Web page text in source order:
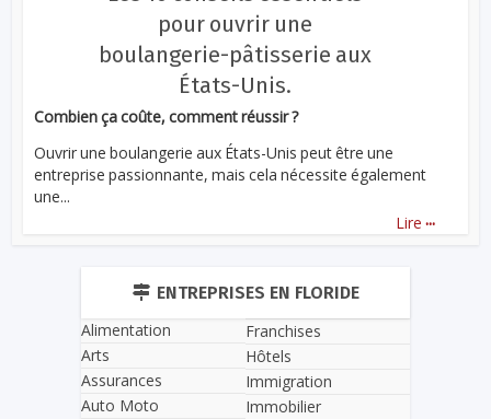
pour ouvrir une
boulangerie-pâtisserie aux
États-Unis.
Combien ça coûte, comment réussir ?
Ouvrir une boulangerie aux États-Unis peut être une
entreprise passionnante, mais cela nécessite également
une...
Lire ...
ENTREPRISES EN FLORIDE
Alimentation
Arts
Assurances
Auto Moto
Franchises
Hôtels
Immigration
Immobilier